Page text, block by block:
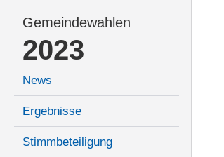
Gemeindewahlen
2023
News
Ergebnisse
Stimmbeteiligung